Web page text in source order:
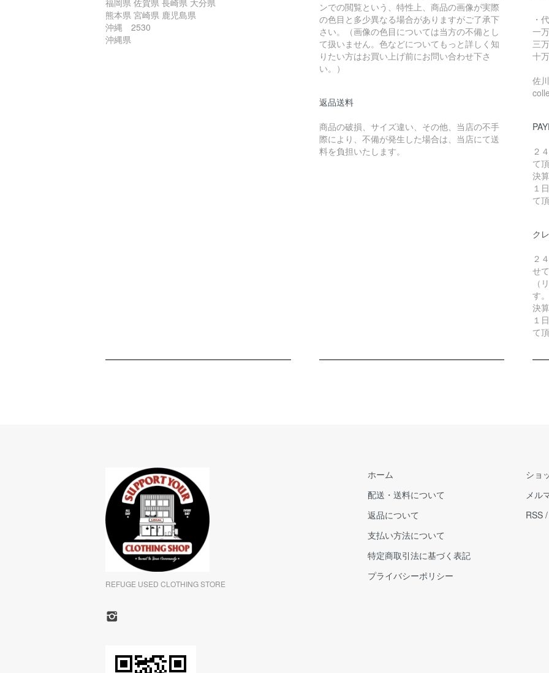
熊本県 宮崎県 鹿児島県
沖縄 2530
沖縄県
ンでの閲覧という、特性上、商品の画像が実際
の色目と多少異なる場合がありますがご了承下
さい。（画像の色目については当方の不備とし
て扱いません。色などについてもっと詳しく知
りたい方はお買い上げ前にお問い合わせ下さ
い。）
返品送料
商品の破損、サイズ違い、その他、当店の不手
際により、不備が発生した場合は、当店にて送
料を負担いたします。
・
一
三
十
佐
２
て
決
１
て
ク
２
せ
（
す。
決
１
て
REFUGE USED CLOTHING STORE
ホーム
配送・送料について
返品について
支払い方法について
特定商取引法に基づく表記
プライバシーポリシー
ショ
メル
RSS /